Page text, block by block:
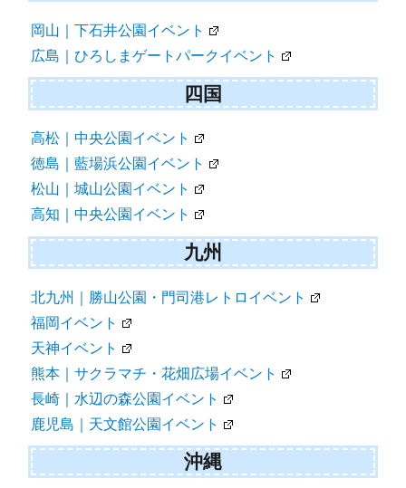
岡山｜下石井公園イベント
広島｜ひろしまゲートパークイベント
四国
高松｜中央公園イベント
徳島｜藍場浜公園イベント
松山｜城山公園イベント
高知｜中央公園イベント
九州
北九州｜勝山公園・門司港レトロイベント
福岡イベント
天神イベント
熊本｜サクラマチ・花畑広場イベント
長崎｜水辺の森公園イベント
鹿児島｜天文館公園イベント
沖縄